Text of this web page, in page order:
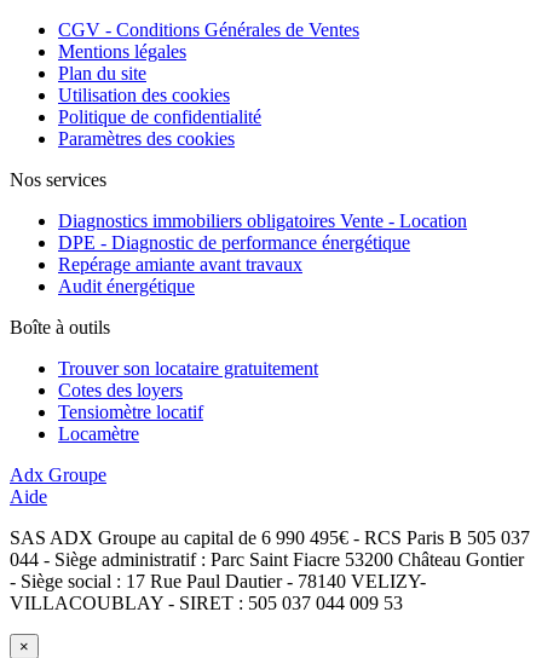
CGV - Conditions Générales de Ventes
Mentions légales
Plan du site
Utilisation des cookies
Politique de confidentialité
Paramètres des cookies
Nos services
Diagnostics immobiliers obligatoires Vente - Location
DPE - Diagnostic de performance énergétique
Repérage amiante avant travaux
Audit énergétique
Boîte à outils
Trouver son locataire gratuitement
Cotes des loyers
Tensiomètre locatif
Locamètre
Adx Groupe
Aide
SAS ADX Groupe au capital de 6 990 495€ - RCS Paris B 505 037
044 - Siège administratif : Parc Saint Fiacre 53200 Château Gontier
- Siège social : 17 Rue Paul Dautier - 78140 VELIZY-
VILLACOUBLAY - SIRET : 505 037 044 009 53
×